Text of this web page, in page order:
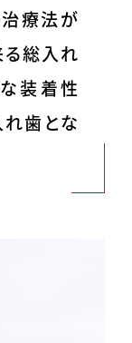
療法が
る総入れ
装着性
歯とな